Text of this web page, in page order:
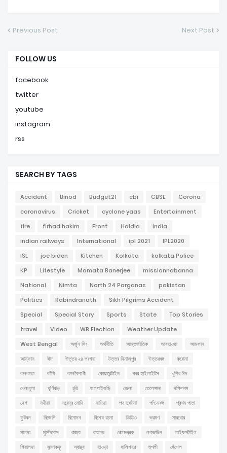
Previous Post Next Post
FOLLOW US
facebook
twitter
youtube
instagram
rss
SEARCH BY TAGS
Accident Binod Budget21 cbi CBSE
Corona
coronavirus
Cricket cyclone yaas
Entertainment
fire
firhad hakim Front Haldia
india
indian railways
International ipl 2021
IPL2020
ISL
joe biden Kitchen Kolkata
kolkata Police
KP
Lifestyle Mamata Banerjee
missionnabanna
National
Nimta North 24 Parganas
pakistan
Politics
Rabindranath
Sikh Pilgrims Accident
Special
Special Story Sports State
Top Stories
travel
Video WB Election
Weather Update
West Bengal
অর্জুন সিং অর্থনীতি আন্তর্জাতিক আবহাওয়া
আমফান
আম্ফান
ঈদ উত্তর ২৪ পরগনা উত্তর দিনাজপুর উত্তরবঙ্গ
করোনা
কলকাতা
কাঁথি কালবৈশাখী কোয়ারেন্টাইন খবর হাইলাইটস
খুশির ঈদ
খেলাধুলা
ঘূর্ণিঝড় চুরি জলপাইগুড়ি জেলা তেলেঙ্গানা
দক্ষিণবঙ্গ
দেশ
নদীয়া নরেন্দ্র মোদি নাদিয়া পথ দুর্ঘটনা পশ্চিমবঙ্গ
প্রথম পাতা
ফুটবল
বিজেপি বিনোদন বিশেষ রচনা ভিডিও ভ্রমণ
মারধোর
মালদা
মুর্শিদাবাদ রাজ্য রায়গঞ্জ রেলমন্ত্রক লকডাউন
লাইফস্টাইল
শিয়ালদা
সান্দাকফু স্বাস্থ্য হাওড়া হালিশহর হুগলী হেঁশেল